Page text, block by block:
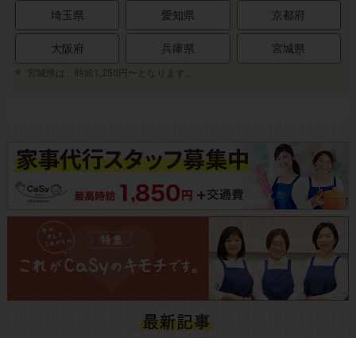
埼玉県 愛知県 京都府
大阪府 兵庫県 宮城県
宮城県は、時給1,250円〜となります。